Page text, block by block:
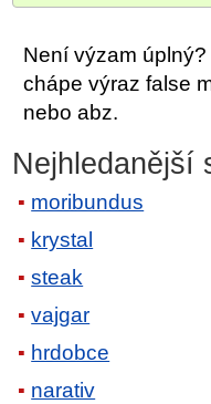
Není výzam
chápe výraz false
nebo abz.
Nejhledanější
moribundus
krystal
steak
vajgar
hrdobce
narativ